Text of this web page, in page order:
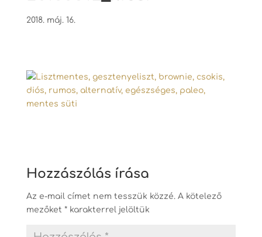
2018. máj. 16.
Hozzászólás írása
Az e-mail címet nem tesszük közzé. A kötelező
mezőket *karakterrel jelöltük